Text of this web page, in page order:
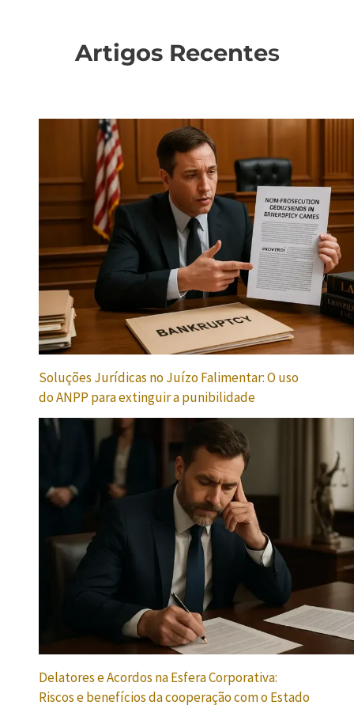
Artigos Recentes
Soluções Jurídicas no Juízo Falimentar: O uso
do ANPP para extinguir a punibilidade
Delatores e Acordos na Esfera Corporativa:
Riscos e benefícios da cooperação com o Estado